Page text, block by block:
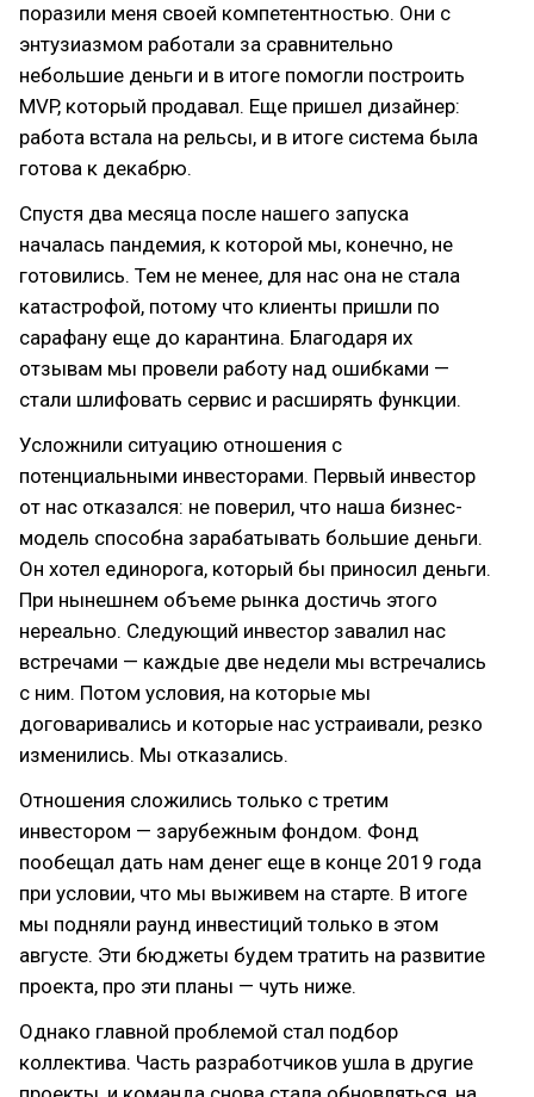
поразили меня своей компетентностью. Они с
энтузиазмом работали за сравнительно
небольшие деньги и в итоге помогли построить
MVP, который продавал. Еще пришел дизайнер:
работа встала на рельсы, и в итоге система была
готова к декабрю.
Спустя два месяца после нашего запуска
началась пандемия, к которой мы, конечно, не
готовились. Тем не менее, для нас она не стала
катастрофой, потому что клиенты пришли по
сарафану еще до карантина. Благодаря их
отзывам мы провели работу над ошибками —
стали шлифовать сервис и расширять функции.
Усложнили ситуацию отношения с
потенциальными инвесторами. Первый инвестор
от нас отказался: не поверил, что наша бизнес-
модель способна зарабатывать большие деньги.
Он хотел единорога, который бы приносил деньги.
При нынешнем объеме рынка достичь этого
нереально. Следующий инвестор завалил нас
встречами — каждые две недели мы встречались
с ним. Потом условия, на которые мы
договаривались и которые нас устраивали, резко
изменились. Мы отказались.
Отношения сложились только с третим
инвестором — зарубежным фондом. Фонд
пообещал дать нам денег еще в конце 2019 года
при условии, что мы выживем на старте. В итоге
мы подняли раунд инвестиций только в этом
августе. Эти бюджеты будем тратить на развитие
проекта, про эти планы — чуть ниже.
Однако главной проблемой стал подбор
коллектива. Часть разработчиков ушла в другие